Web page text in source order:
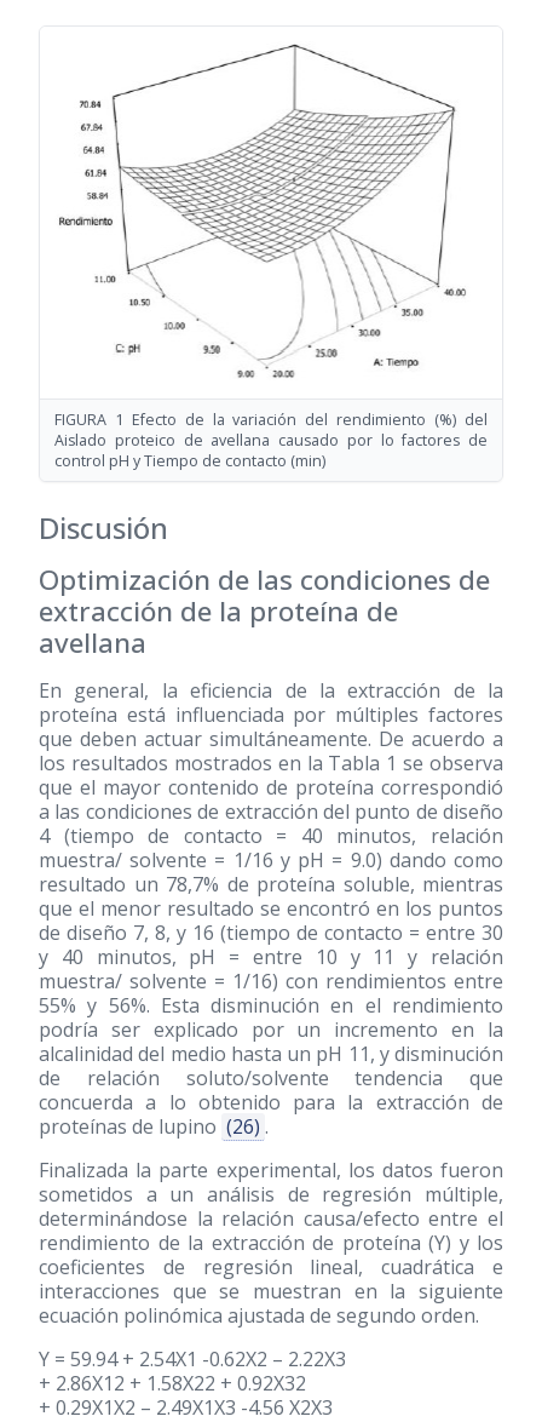
FIGURA 1 Efecto de la variación del rendimiento (%) del
Aislado proteico de avellana causado por lo factores de
control pH y Tiempo de contacto (min)
Discusión
Optimización de las condiciones de
extracción de la proteína de
avellana
En general, la eficiencia de la extracción de la
proteína está influenciada por múltiples factores
que deben actuar simultáneamente. De acuerdo a
los resultados mostrados en la Tabla 1 se observa
que el mayor contenido de proteína correspondió
a las condiciones de extracción del punto de diseño
4 (tiempo de contacto = 40 minutos, relación
muestra/ solvente = 1/16 y pH = 9.0) dando como
resultado un 78,7% de proteína soluble, mientras
que el menor resultado se encontró en los puntos
de diseño 7, 8, y 16 (tiempo de contacto = entre 30
y 40 minutos, pH = entre 10 y 11 y relación
muestra/ solvente = 1/16) con rendimientos entre
55% y 56%. Esta disminución en el rendimiento
podría ser explicado por un incremento en la
alcalinidad del medio hasta un pH 11, y disminución
de relación soluto/solvente tendencia que
concuerda a lo obtenido para la extracción de
proteínas de lupino (26) .
Finalizada la parte experimental, los datos fueron
sometidos a un análisis de regresión múltiple,
determinándose la relación causa/efecto entre el
rendimiento de la extracción de proteína (Y) y los
coeficientes de regresión lineal, cuadrática e
interacciones que se muestran en la siguiente
ecuación polinómica ajustada de segundo orden.
Y = 59.94 + 2.54X1 -0.62X2 – 2.22X3
+ 2.86X12 + 1.58X22 + 0.92X32
+ 0.29X1X2 – 2.49X1X3 -4.56 X2X3